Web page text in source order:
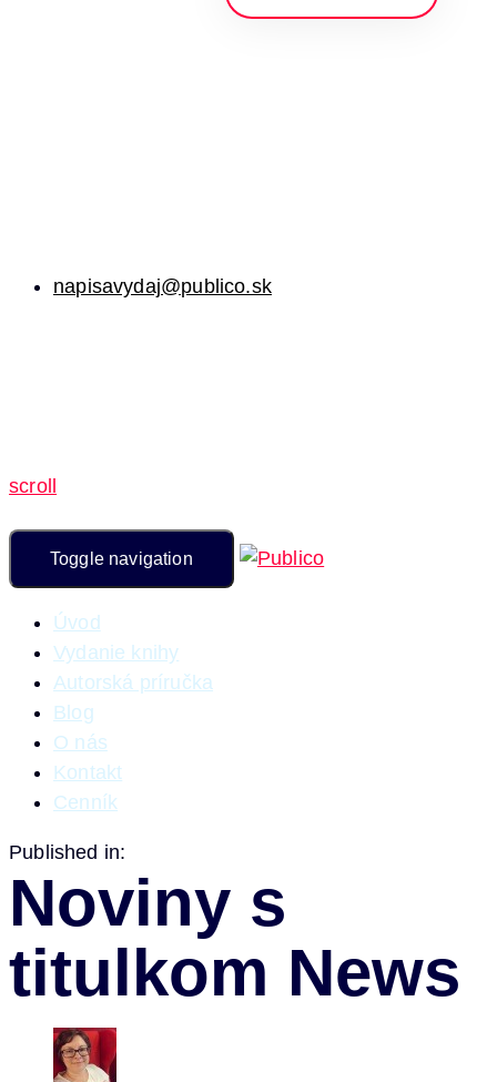
napisavydaj@publico.sk
scroll
Toggle navigation
Úvod
Vydanie knihy
Autorská príručka
Blog
O nás
Kontakt
Cenník
Published in:
Noviny s
titulkom News